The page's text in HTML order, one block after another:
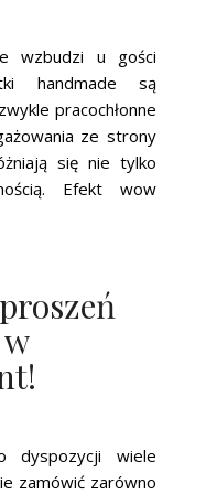
wzbudzi u gości
handmade są
pracochłonne
ze strony
się nie tylko
Efekt wow
dyspozycji wiele
zamówić zarówno